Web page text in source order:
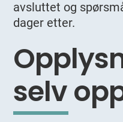
avsluttet og
dager etter.
selv